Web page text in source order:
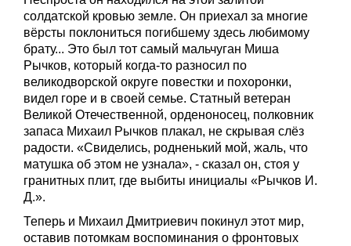
солдатской кровью земле. Он приехал за многие
вёрсты поклониться погибшему здесь любимому
брату... Это был тот самый мальчуган Миша
Рычков, который когда-то разносил по
великодворской округе повестки и похоронки,
видел горе и в своей семье. Статный ветеран
Великой Отечественной, орденоносец, полковник
запаса Михаил Рычков плакал, не скрывая слёз
радости. «Свиделись, родненький мой, жаль, что
матушка об этом не узнала», - сказал он, стоя у
гранитных плит, где выбиты инициалы «Рычков И.
Д.».
Теперь и Михаил Дмитриевич покинул этот мир,
оставив потомкам воспоминания о фронтовых